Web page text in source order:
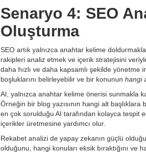
Senaryo 4: SEO
Oluşturma
SEO artık yalnızca anahtar kelime
rakipleri analiz etmek ve içerik stratejisini
daha hızlı ve daha kapsamlı şekilde yönetme
boşluklarını belirleyebilir ve bir konunun hangi
AI, yalnızca anahtar kelime önerisi sunmakla
Örneğin bir blog yazısının hangi alt
en çok sorulduğu AI tarafından kolayca tespit
içerikler üretmesine yardımcı olur.
Rekabet analizi de yapay zekanın güçlü
olduğunu, hangi konuları eksik bıraktığını ve